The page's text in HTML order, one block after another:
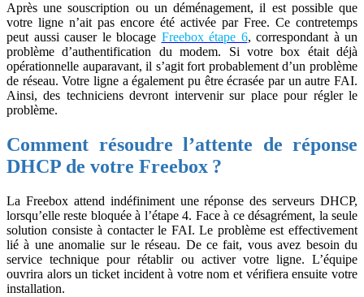
Après une souscription ou un déménagement, il est possible que
votre ligne n’ait pas encore été activée par Free. Ce contretemps
peut aussi causer le blocage Freebox étape 6, correspondant à un
problème d’authentification du modem. Si votre box était déjà
opérationnelle auparavant, il s’agit fort probablement d’un problème
de réseau. Votre ligne a également pu être écrasée par un autre FAI.
Ainsi, des techniciens devront intervenir sur place pour régler le
problème.
Comment résoudre l’attente de réponse
DHCP de votre Freebox ?
La Freebox attend indéfiniment une réponse des serveurs DHCP,
lorsqu’elle reste bloquée à l’étape 4. Face à ce désagrément, la seule
solution consiste à contacter le FAI. Le problème est effectivement
lié à une anomalie sur le réseau. De ce fait, vous avez besoin du
service technique pour rétablir ou activer votre ligne. L’équipe
ouvrira alors un ticket incident à votre nom et vérifiera ensuite votre
installation.